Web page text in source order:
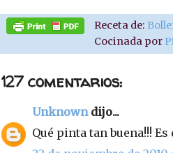
Receta de:
Cocinada por
127 comentarios:
Unknowndijo...
Qué pinta tan buena!!!